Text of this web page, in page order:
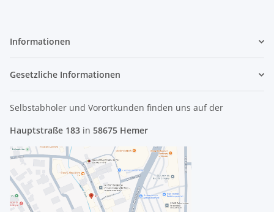
Informationen
Gesetzliche Informationen
Selbstabholer und Vorortkunden finden uns auf der
Hauptstraße 183 in 58675 Hemer